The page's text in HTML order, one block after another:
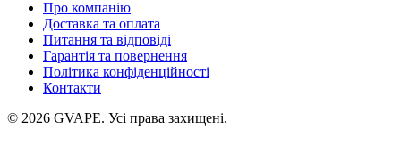
Про компанію
Доставка та оплата
Питання та відповіді
Гарантія та повернення
Політика конфіденційності
Контакти
© 2026 GVAPE. Усі права захищені.